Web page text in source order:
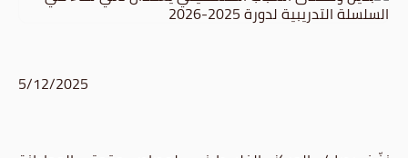
5/12/2025